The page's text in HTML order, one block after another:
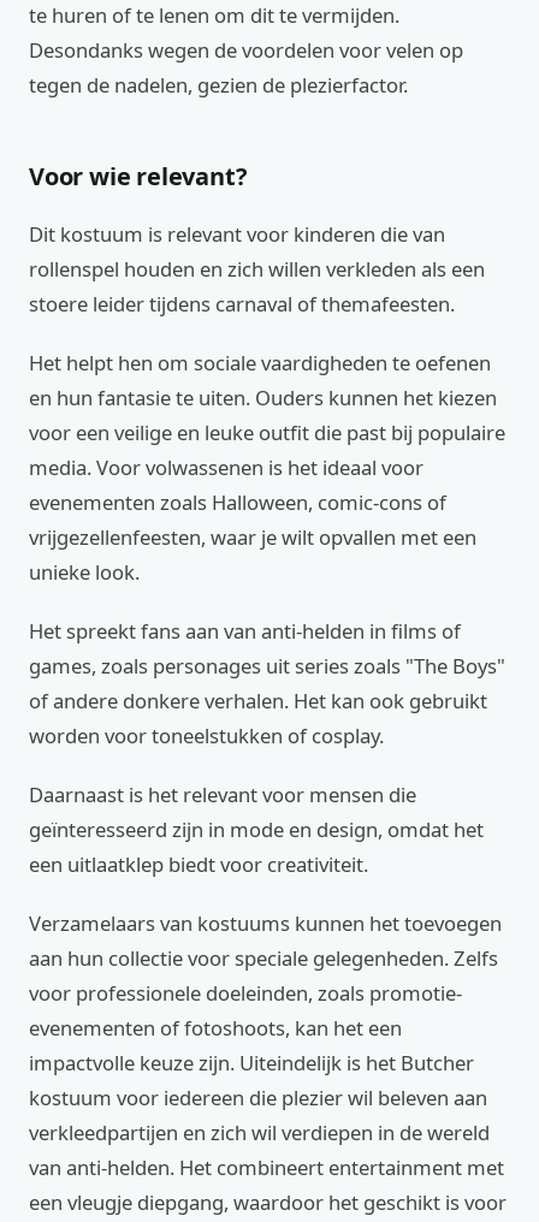
te huren of te lenen om dit te vermijden.
Desondanks wegen de voordelen voor velen op
tegen de nadelen, gezien de plezierfactor.
Voor wie relevant?
Dit kostuum is relevant voor kinderen die van
rollenspel houden en zich willen verkleden als een
stoere leider tijdens carnaval of themafeesten.
Het helpt hen om sociale vaardigheden te oefenen
en hun fantasie te uiten. Ouders kunnen het kiezen
voor een veilige en leuke outfit die past bij populaire
media. Voor volwassenen is het ideaal voor
evenementen zoals Halloween, comic-cons of
vrijgezellenfeesten, waar je wilt opvallen met een
unieke look.
Het spreekt fans aan van anti-helden in films of
games, zoals personages uit series zoals "The Boys"
of andere donkere verhalen. Het kan ook gebruikt
worden voor toneelstukken of cosplay.
Daarnaast is het relevant voor mensen die
geïnteresseerd zijn in mode en design, omdat het
een uitlaatklep biedt voor creativiteit.
Verzamelaars van kostuums kunnen het toevoegen
aan hun collectie voor speciale gelegenheden. Zelfs
voor professionele doeleinden, zoals promotie-
evenementen of fotoshoots, kan het een
impactvolle keuze zijn. Uiteindelijk is het Butcher
kostuum voor iedereen die plezier wil beleven aan
verkleedpartijen en zich wil verdiepen in de wereld
van anti-helden. Het combineert entertainment met
een vleugje diepgang, waardoor het geschikt is voor